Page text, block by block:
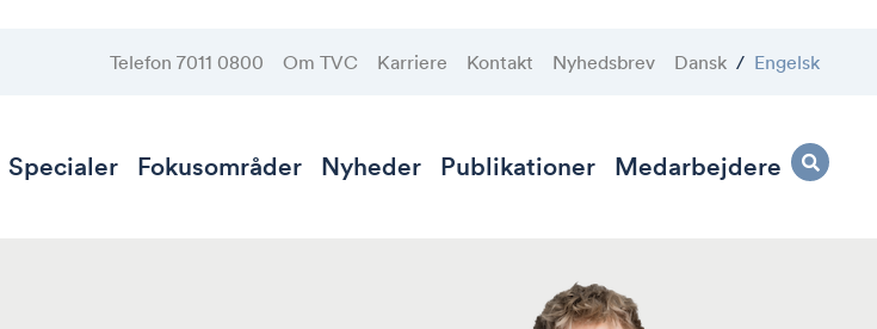
Telefon 7011 0800 Om TVC Karriere Kontakt Nyhedsbrev Dansk / Engelsk
Specialer Fokusområder Nyheder Publikationer Medarbejdere